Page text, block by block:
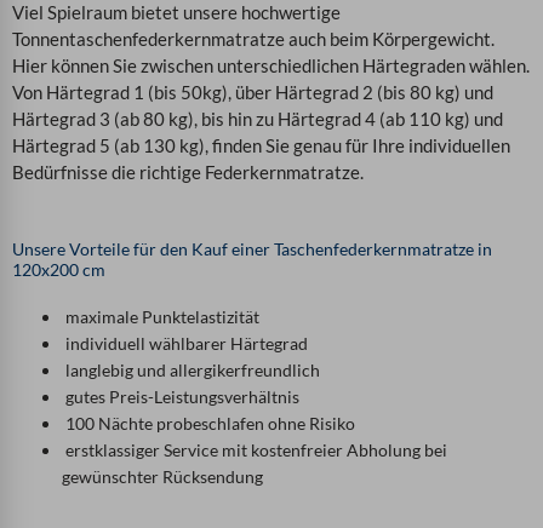
Viel Spielraum bietet unsere hochwertige
Tonnentaschenfederkernmatratze auch beim Körpergewicht.
Hier können Sie zwischen unterschiedlichen Härtegraden wählen.
Von Härtegrad 1 (bis 50kg), über Härtegrad 2 (bis 80 kg) und
Härtegrad 3 (ab 80 kg), bis hin zu Härtegrad 4 (ab 110 kg) und
Härtegrad 5 (ab 130 kg), finden Sie genau für Ihre individuellen
Bedürfnisse die richtige Federkernmatratze.
Unsere Vorteile für den Kauf einer Taschenfederkernmatratze in
120x200 cm
maximale Punktelastizität
individuell wählbarer Härtegrad
langlebig und allergikerfreundlich
gutes Preis-Leistungsverhältnis
100 Nächte probeschlafen ohne Risiko
erstklassiger Service mit kostenfreier Abholung bei
gewünschter Rücksendung